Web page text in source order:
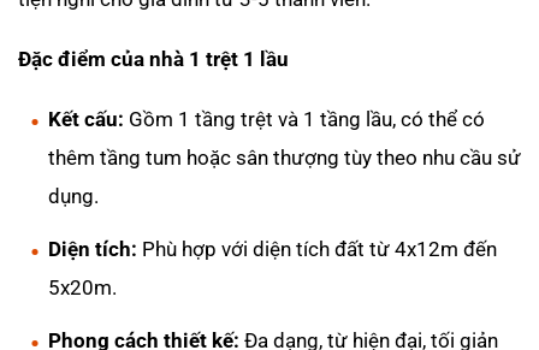
Đặc điểm của nhà 1 trệt 1 lầu
Kết cấu: Gồm 1 tầng trệt và 1 tầng lầu, có thể có
thêm tầng tum hoặc sân thượng tùy theo nhu cầu sử
dụng.
Diện tích: Phù hợp với diện tích đất từ 4x12m đến
5x20m.
Phong cách thiết kế: Đa dạng, từ hiện đại, tối giản